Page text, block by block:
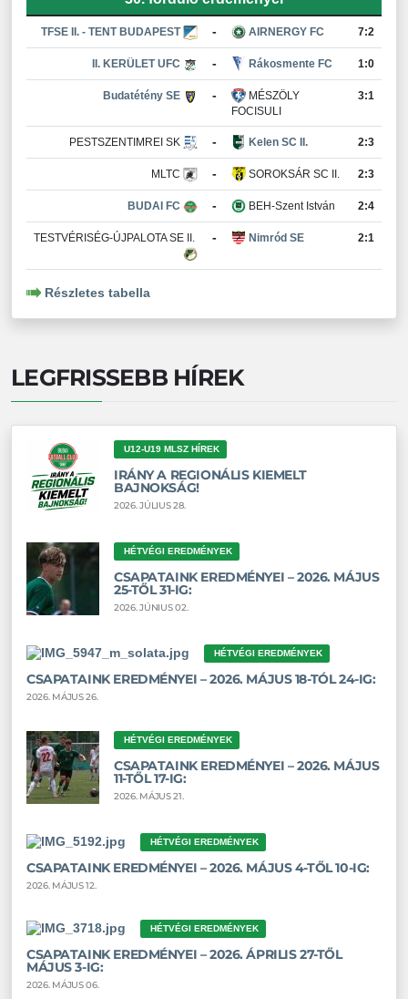
TFSE II. - TENT BUDAPEST - AIRNERGY FC 7:2
II. KERÜLET UFC - Rákosmente FC 1:0
Budatétény SE -
MÉSZÖLY
FOCISULI
3:1
PESTSZENTIMREI SK - Kelen SC II. 2:3
MLTC - SOROKSÁR SC II. 2:3
BUDAI FC - BEH-Szent István 2:4
TESTVÉRISÉG-ÚJPALOTA SE II. - Nimród SE 2:1
Részletes tabella
LEGFRISSEBB HÍREK
U12-U19 MLSZ HÍREK
IRÁNY A REGIONÁLIS KIEMELT
BAJNOKSÁG!
2026. JÚLIUS 28.
HÉTVÉGI EREDMÉNYEK
CSAPATAINK EREDMÉNYEI – 2026. MÁJUS
25-TŐL 31-IG:
2026. JÚNIUS 02.
HÉTVÉGI EREDMÉNYEK
CSAPATAINK EREDMÉNYEI – 2026. MÁJUS 18-TÓL 24-IG:
2026. MÁJUS 26.
HÉTVÉGI EREDMÉNYEK
CSAPATAINK EREDMÉNYEI – 2026. MÁJUS
11-TŐL 17-IG:
2026. MÁJUS 21.
HÉTVÉGI EREDMÉNYEK
CSAPATAINK EREDMÉNYEI – 2026. MÁJUS 4-TŐL 10-IG:
2026. MÁJUS 12.
HÉTVÉGI EREDMÉNYEK
CSAPATAINK EREDMÉNYEI – 2026. ÁPRILIS 27-TŐL
MÁJUS 3-IG:
2026. MÁJUS 06.